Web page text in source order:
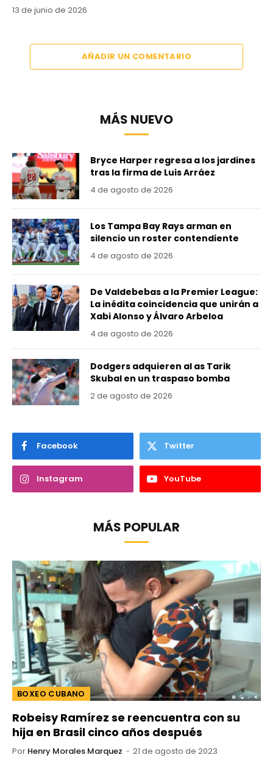
13 de junio de 2026
AÑADIR UN COMENTARIO
MÁS NUEVO
Bryce Harper regresa a los jardines
tras la firma de Luis Arráez
4 de agosto de 2026
Los Tampa Bay Rays arman en
silencio un roster contendiente
4 de agosto de 2026
De Valdebebas a la Premier League:
La inédita coincidencia que unirán a
Xabi Alonso y Álvaro Arbeloa
4 de agosto de 2026
Dodgers adquieren al as Tarik
Skubal en un traspaso bomba
2 de agosto de 2026
Facebook Twitter
Instagram YouTube
MÁS POPULAR
BOXEO CUBANO
Robeisy Ramírez se reencuentra con su
hija en Brasil cinco años después
Por Henry Morales Marquez 21 de agosto de 2023